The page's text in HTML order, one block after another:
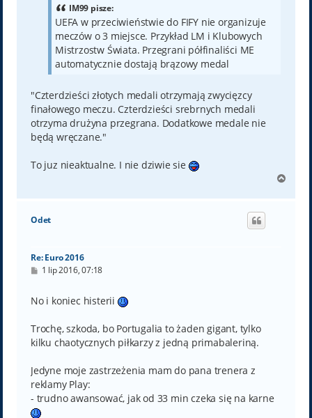
IM99 pisze:
UEFA w przeciwieństwie do FIFY nie organizuje
meczów o 3 miejsce. Przykład LM i Klubowych
Mistrzostw Świata. Przegrani półfinaliści ME
automatycznie dostają brązowy medal
"Czterdzieści złotych medali otrzymają zwycięzcy
finałowego meczu. Czterdzieści srebrnych medali
otrzyma drużyna przegrana. Dodatkowe medale nie
będą wręczane."
To juz nieaktualne. I nie dziwie sie
g
Odet
Re: Euro 2016
P
t
1 lip 2016, 07:18
No i koniec histerii
Trochę, szkoda, bo Portugalia to żaden gigant, tylko
kilku chaotycznych piłkarzy z jedną primabaleriną.
Jedyne moje zastrzeżenia mam do pana trenera z
reklamy Play:
- trudno awansować, jak od 33 min czeka się na karne